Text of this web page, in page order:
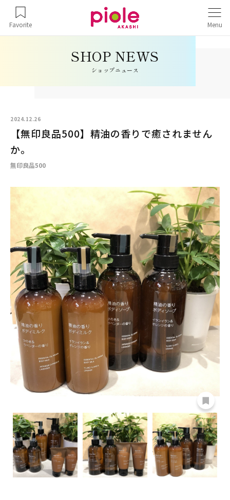
Favorite Menu
ショップニュース
2024.12.26
【無印良品500】精油の香りで癒されません
か。
無印良品500